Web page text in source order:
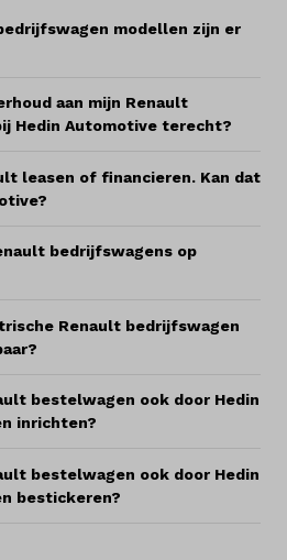
modellen zijn er
aan mijn Renault
Hedin Automotive terecht?
leasen of financieren. Kan dat
bedrijfswagens op
Renault bedrijfswagen
bestelwagen ook door Hedin
inrichten?
bestelwagen ook door Hedin
bestickeren?